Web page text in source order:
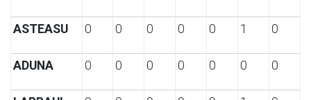
ASTEASU 0 0 0 0 0 1 0
ADUNA 0 0 0 0 0 0 0